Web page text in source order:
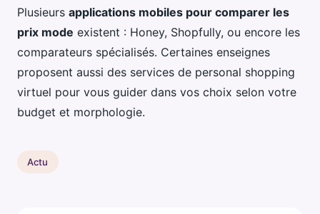
Plusieurs applications mobiles pour comparer les
prix mode existent : Honey, Shopfully, ou encore les
comparateurs spécialisés. Certaines enseignes
proposent aussi des services de personal shopping
virtuel pour vous guider dans vos choix selon votre
budget et morphologie.
Actu